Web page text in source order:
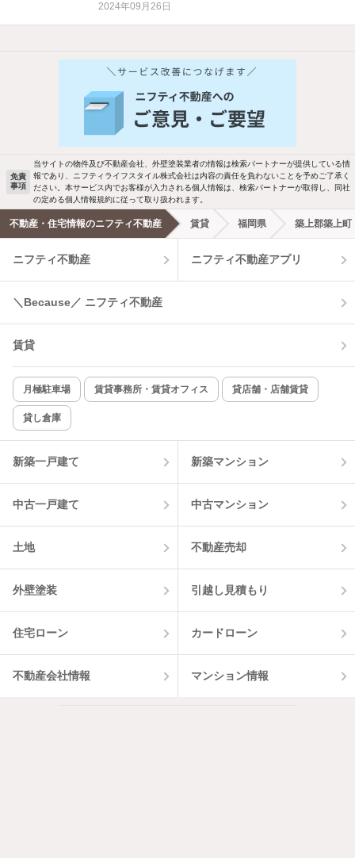
2024年09月26日
バス・トイレ別 2階以上
洗濯機置場あり 独立洗面台
エアコンあり 都市ガス
温水洗浄便座 オートロック
コンロ2口以上
新着のみ インターネット無料
該当件数:
0件
免責
事項
当サイトの物件及び不動産会社、外壁塗装業者の情報は検索パートナーが提供している情
報であり、ニフティライフスタイル株式会社は内容の責任を負わないことを予めご了承く
ださい。本サービス内でお客様が入力される個人情報は、検索パートナーが取得し、同社
の定める個人情報規約に従って取り扱われます。
不動産・住宅情報のニフティ不動産 賃貸 福岡県 築上郡築上町
ニフティ不動産 ニフティ不動産アプリ
＼Because／ ニフティ不動産
賃貸
月極駐車場 賃貸事務所・賃貸オフィス 貸店舗・店舗賃貸
貸し倉庫
新築一戸建て 新築マンション
中古一戸建て 中古マンション
土地 不動産売却
外壁塗装 引越し見積もり
住宅ローン カードローン
不動産会社情報 マンション情報